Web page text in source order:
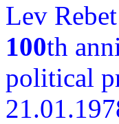
Lev
100th
political